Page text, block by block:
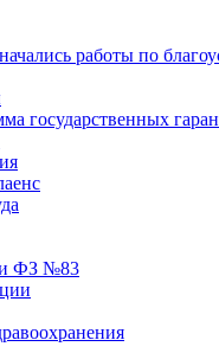
работы по
государственных
ФЗ №83